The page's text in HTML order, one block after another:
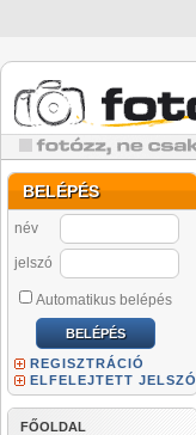
BELÉPÉS
név
jelszó
Automatikus belépés
REGISZTRÁCIÓ
ELFELEJTETT JELSZÓ
FŐOLDAL